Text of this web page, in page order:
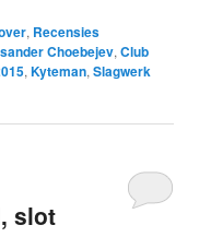
, Recensies
Choebejev,Club
,Kyteman,Slagwerk
slot